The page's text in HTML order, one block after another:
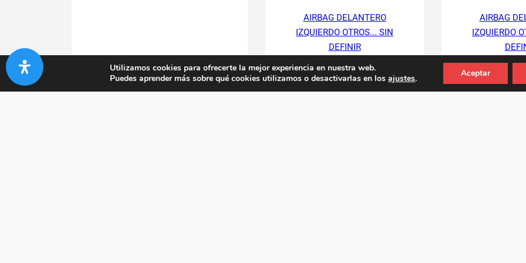
AIRBAG DELANTERO
IZQUIERDO OTROS... SIN
DEFINIR
Ref. fab.:569001H00
AIRBAG
IZQUIERDO
Ref. fab.:
RefID:
Utilizamos cookies para ofrecerte la mejor experiencia en nuestra web.
Puedes aprender más sobre qué cookies utilizamos o desactivarlas en losajustes. Aceptar